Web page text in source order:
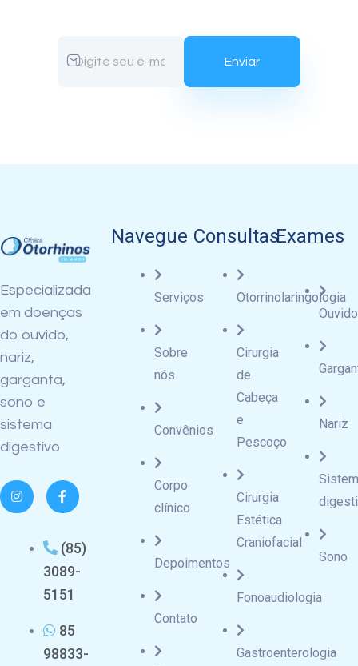
Especializada
em doenças
do ouvido,
nariz,
garganta,
sono e
sistema
digestivo
(85)
3089-
5151
85
98833-
Navegue
Serviços
Sobre
nós
Convênios
Corpo
clínico
Depoimentos
Contato
Consultas
Otorrinolaringologia
Cirurgia
de
Cabeça
e
Pescoço
Cirurgia
Estética
Craniofacial
Fonoaudiologia
Gastroenterologia
Exames
Ouvido
Nariz
Sono